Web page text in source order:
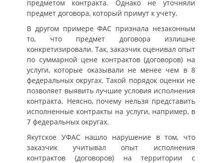
предметом контракта. Однако не уточняли
предмет договора, который примут к учету.
В другом примере ФАС признала незаконным
то, что предмет договора излишне
конкретизировали. Так, заказчик оценивал опыт
по суммарной цене контрактов (договоров) на
услуги, которые оказывали не менее чем в 8
федеральных округах. Такой порядок оценки не
позволяет выявить лучшие условия исполнения
контракта. Неясно, почему нельзя представить
исполненные контракты на услуги, например, в
7 федеральных округах.
Якутское УФАС нашло нарушение в том, что
заказчик учитывал опыт исполнения
контрактов (договоров) на территории с